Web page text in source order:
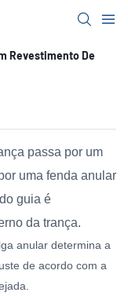
Revestimento De
passa por um
uma fenda anular
guia é
da trança.
anular determina a
de acordo com a